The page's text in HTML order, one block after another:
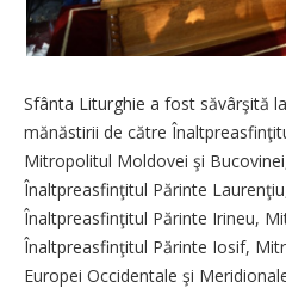
Sfânta Liturghie a fost săvârşită
mănăstirii de către
Mitropolitul Moldovei şi
Înaltpreasfinţitul Părinte
Înaltpreasfinţitul Părinte Irineu,
Înaltpreasfinţitul Părinte Iosif,
Europei Occidentale şi